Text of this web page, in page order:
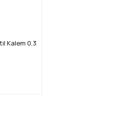
Kalem 0,3